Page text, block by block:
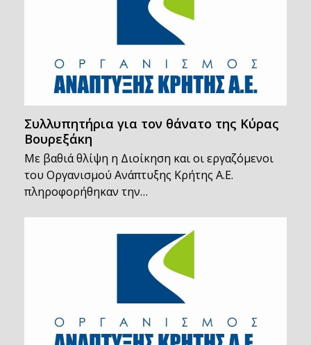
Συλλυπητήρια για τον θάνατο της Κύρας
Βουρεξάκη
Με βαθιά θλίψη η Διοίκηση και οι εργαζόμενοι
του Οργανισμού Ανάπτυξης Κρήτης Α.Ε.
πληροφορήθηκαν την…